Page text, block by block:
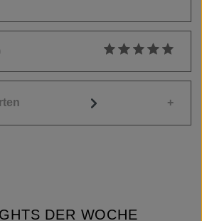
DER WOCHE